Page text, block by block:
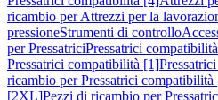
ricambio per Attrezzi per la
pressioneStrumenti di controllo
per PressatriciPressatrici
Pressatrici compatibilità [1]
ricambio per Pressatrici compatibilità
[2XL]Pezzi di ricambio per